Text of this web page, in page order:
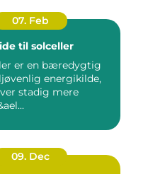
07. Feb
til solceller
er en bæredygtig
energikilde,
stadig mere
09. Dec